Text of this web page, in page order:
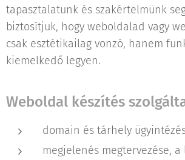
tapasztalatunk és szakértelmünk
biztosítjuk, hogy weboldalad vagy
csak esztétikailag vonzó, hanem
kiemelkedő legyen.
Weboldal készítés
domain és tárhely
megjelenés megtervezése, a